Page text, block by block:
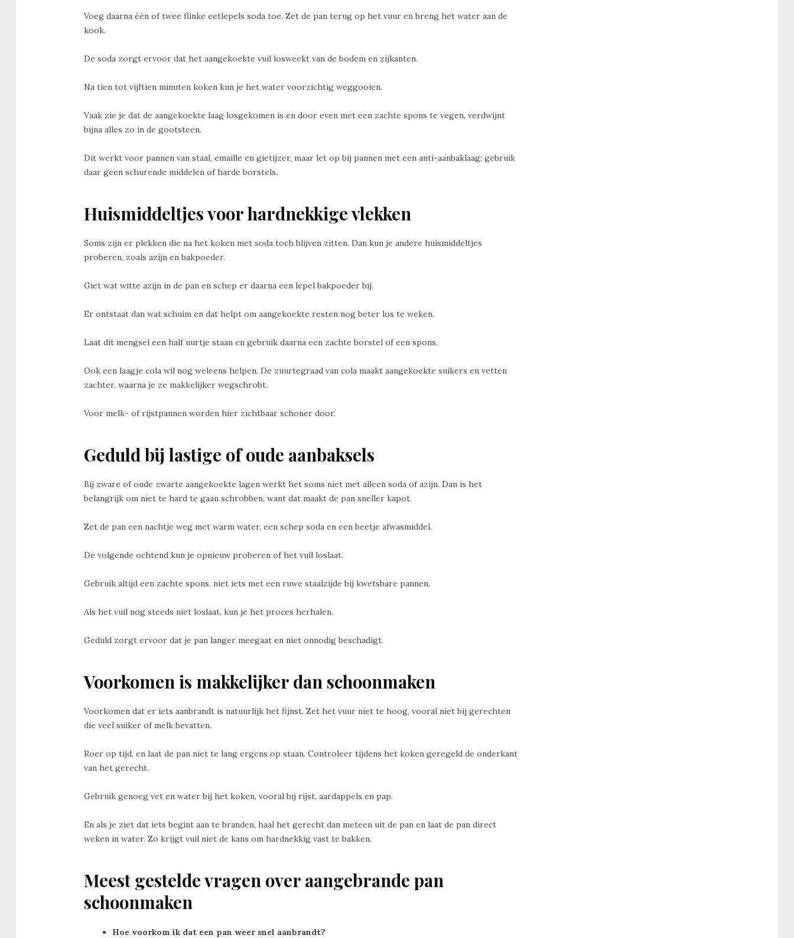
Voeg daarna één of twee flinke eetlepels soda toe. Zet de pan terug op het vuur en breng het water aan de
kook.
De soda zorgt ervoor dat het aangekoekte vuil losweekt van de bodem en zijkanten.
Na tien tot vijftien minuten koken kun je het water voorzichtig weggooien.
Vaak zie je dat de aangekoekte laag losgekomen is en door even met een zachte spons te vegen, verdwijnt
bijna alles zo in de gootsteen.
Dit werkt voor pannen van staal, emaille en gietijzer, maar let op bij pannen met een anti-aanbaklaag; gebruik
daar geen schurende middelen of harde borstels.
Huismiddeltjes voor hardnekkige vlekken
Soms zijn er plekken die na het koken met soda toch blijven zitten. Dan kun je andere huismiddeltjes
proberen, zoals azijn en bakpoeder.
Giet wat witte azijn in de pan en schep er daarna een lepel bakpoeder bij.
Er ontstaat dan wat schuim en dat helpt om aangekoekte resten nog beter los te weken.
Laat dit mengsel een half uurtje staan en gebruik daarna een zachte borstel of een spons.
Ook een laagje cola wil nog weleens helpen. De zuurtegraad van cola maakt aangekoekte suikers en vetten
zachter, waarna je ze makkelijker wegschrobt.
Voor melk- of rijstpannen worden hier zichtbaar schoner door.
Geduld bij lastige of oude aanbaksels
Bij zware of oude zwarte aangekoekte lagen werkt het soms niet met alleen soda of azijn. Dan is het
belangrijk om niet te hard te gaan schrobben, want dat maakt de pan sneller kapot.
Zet de pan een nachtje weg met warm water, een schep soda en een beetje afwasmiddel.
De volgende ochtend kun je opnieuw proberen of het vuil loslaat.
Gebruik altijd een zachte spons, niet iets met een ruwe staalzijde bij kwetsbare pannen.
Als het vuil nog steeds niet loslaat, kun je het proces herhalen.
Geduld zorgt ervoor dat je pan langer meegaat en niet onnodig beschadigt.
Voorkomen is makkelijker dan schoonmaken
Voorkomen dat er iets aanbrandt is natuurlijk het fijnst. Zet het vuur niet te hoog, vooral niet bij gerechten
die veel suiker of melk bevatten.
Roer op tijd, en laat de pan niet te lang ergens op staan. Controleer tijdens het koken geregeld de onderkant
van het gerecht.
Gebruik genoeg vet en water bij het koken, vooral bij rijst, aardappels en pap.
En als je ziet dat iets begint aan te branden, haal het gerecht dan meteen uit de pan en laat de pan direct
weken in water. Zo krijgt vuil niet de kans om hardnekkig vast te bakken.
Meest gestelde vragen over aangebrande pan
schoonmaken
Hoe voorkom ik dat een pan weer snel aanbrandt?